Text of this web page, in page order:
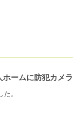
ホームに防犯カメ
た。